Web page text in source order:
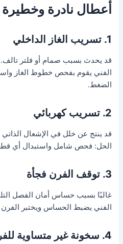
أعطال نادرة وخطيرة
1. تسريب الغاز الداخلي
قد يحدث بسبب صمام أو فلتر تالف.
الفني يقوم بفحص خطوط الغاز
الضغط.
2. تسريب كهربائي
قد ينتج عن خلل في الإشعال الذاتي
الحل: فحص شامل واستبدال أي
3. توقف الفرن فجأة
غالبًا بسبب حساس أمان الفصل
الفني يضبط الحساس ويختبر الفرن
4. سخونة غير متساوية للفرن